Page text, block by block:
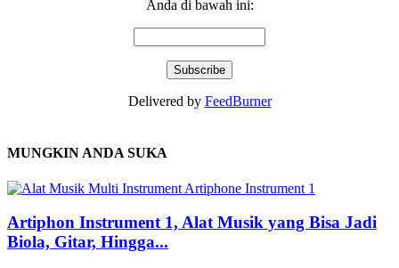
Anda di bawah ini:
Delivered by FeedBurner
MUNGKIN ANDA SUKA
Artiphon Instrument 1, Alat Musik yang Bisa Jadi
Biola, Gitar, Hingga...